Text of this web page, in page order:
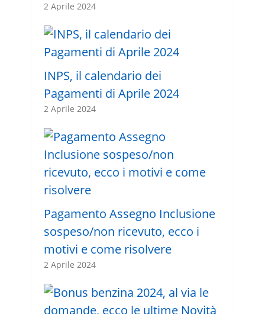
2 Aprile 2024
INPS, il calendario dei
Pagamenti di Aprile 2024
2 Aprile 2024
Pagamento Assegno Inclusione
sospeso/non ricevuto, ecco i
motivi e come risolvere
2 Aprile 2024